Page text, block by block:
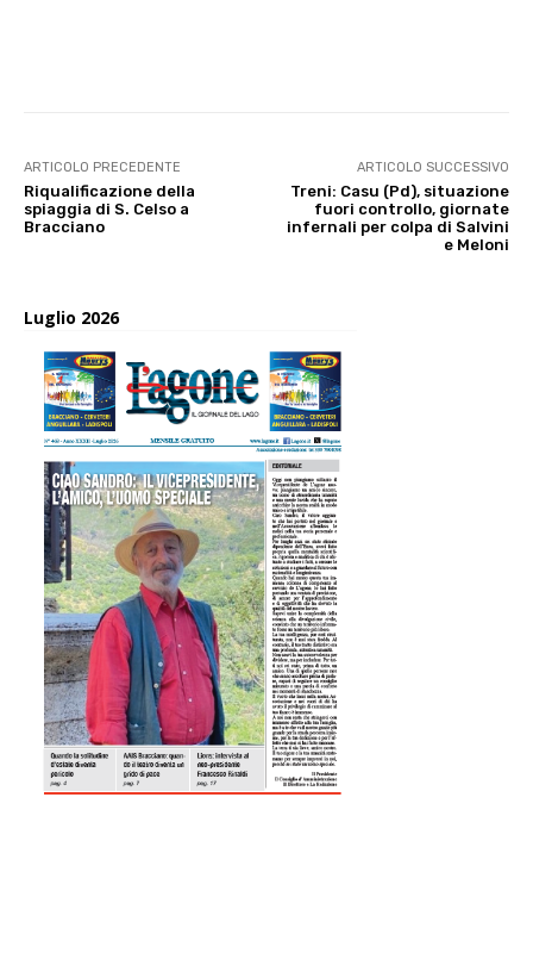
ARTICOLO PRECEDENTE
Riqualificazione della
spiaggia di S. Celso a
Bracciano
ARTICOLO SUCCESSIVO
Treni: Casu (Pd), situazione
fuori controllo, giornate
infernali per colpa di Salvini
e Meloni
Luglio 2026